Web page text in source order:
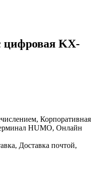
цифровая KX-
Корпоративная
HUMO, Онлайн
Доставка почтой,